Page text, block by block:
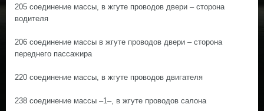
205 соединение массы, в жгуте проводов двери – сторона
водителя
206 соединение массы в жгуте проводов двери – сторона
переднего пассажира
220 соединение массы, в жгуте проводов двигателя
238 соединение массы –1–, в жгуте проводов салона